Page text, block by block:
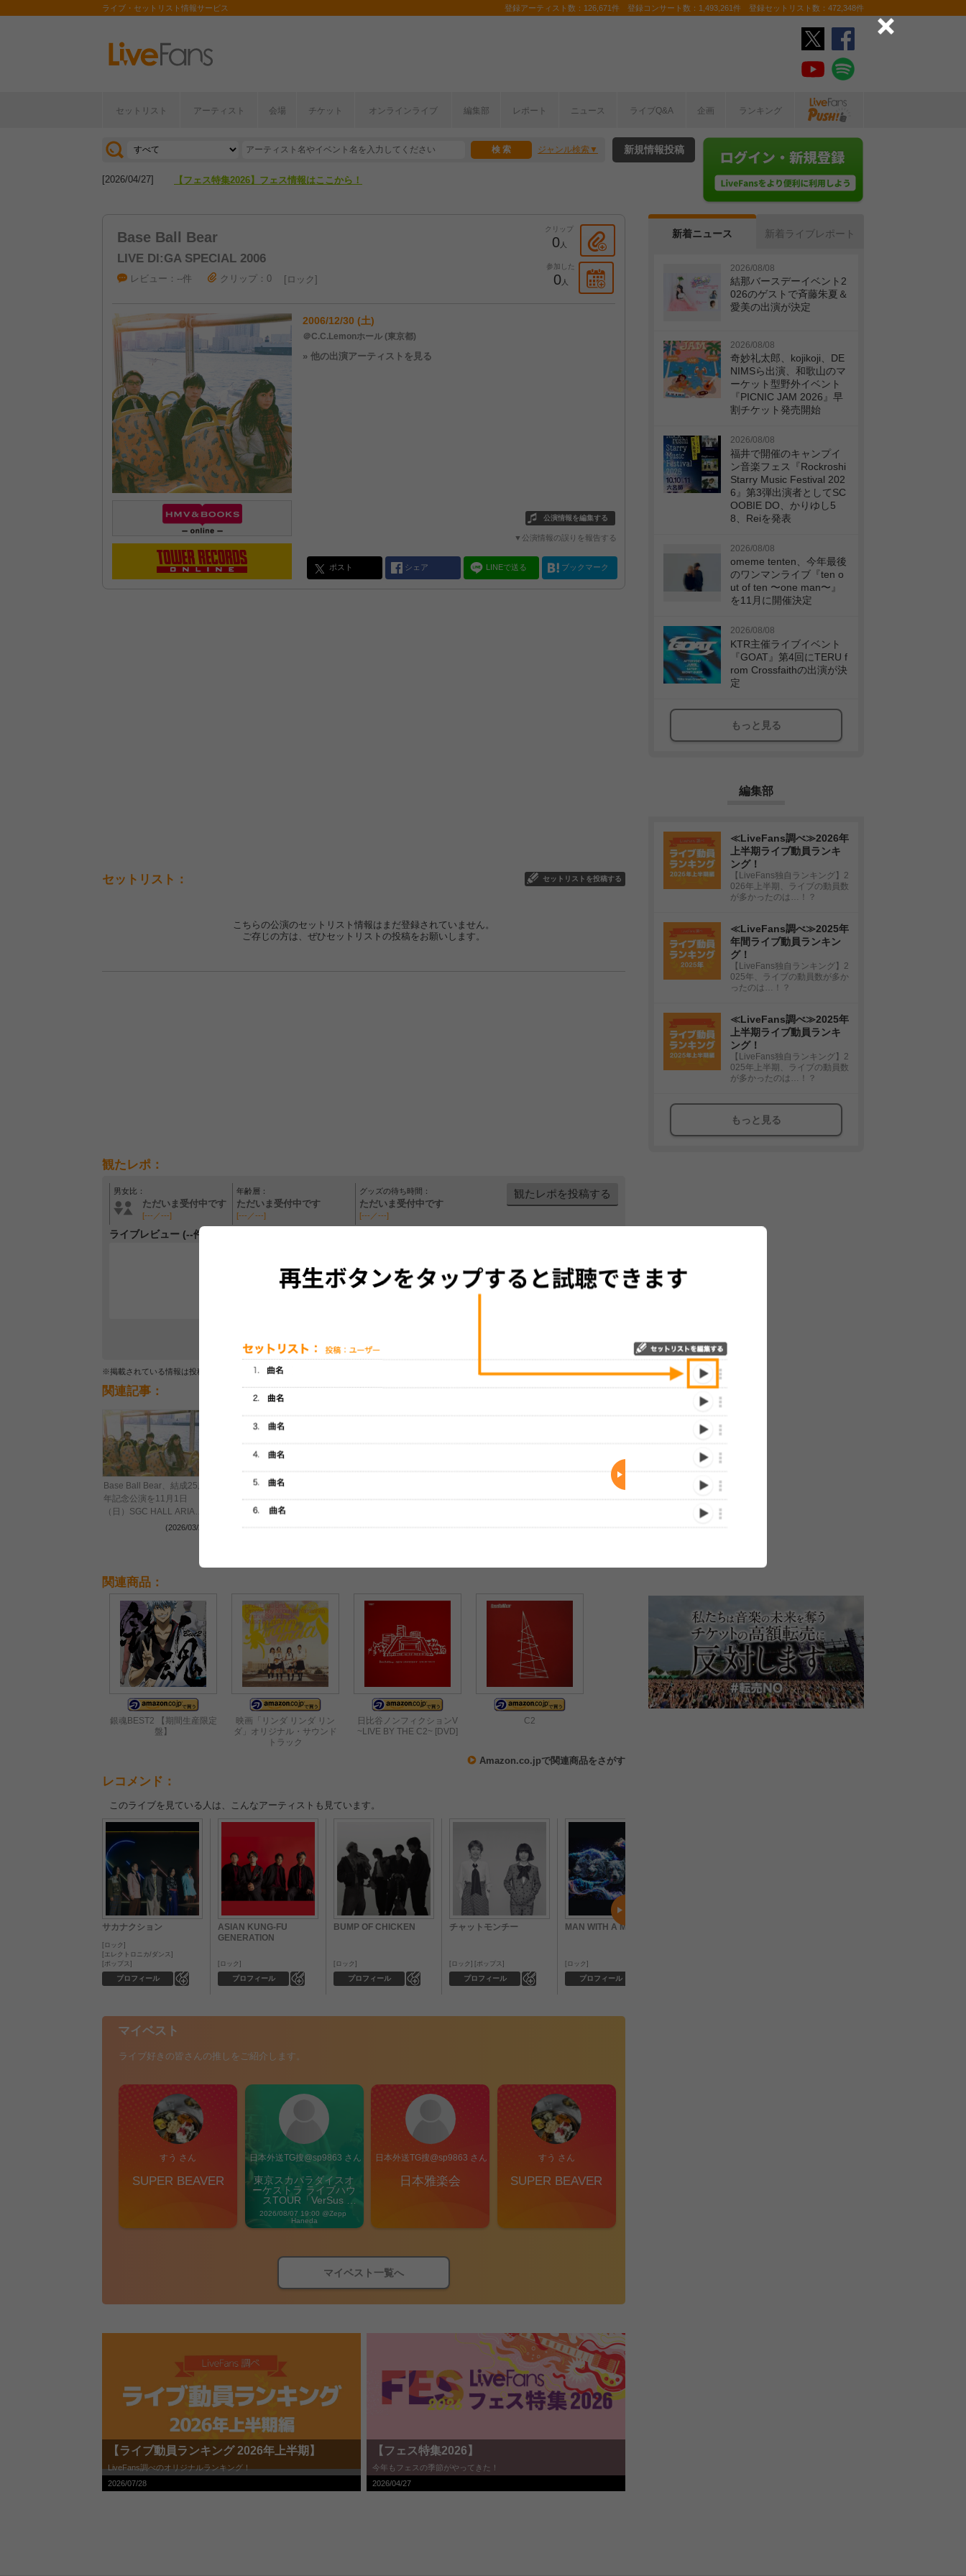
ライブ・セットリスト情報サービス 登録アーティスト数：126,671件 登録コンサート数：1,493,261件 登録セットリスト数：472,348件
セットリスト アーティスト 会場 チケット オンラインライブ 編集部 レポート ニュース ライブQ&A 企画 ランキング
ジャンル検索
[2026/07/28] 【ライブ動員ランキング】2026年上半期編発表！
[2026/04/27] 【フェス特集2026】フェス情報はここから！
新規情報投稿
Base Ball Bear
LIVE DI:GA SPECIAL 2006
クリップ
0人
参加した
0人
レビュー：--件 クリップ：0 ロック
2006/12/30 (土)
＠C.C.Lemonホール (東京都)
» 他の出演アーティストを見る
公演情報を編集する
▼公演情報の誤りを報告する
ポスト シェア LINEで送る ブックマーク
セットリストを投稿する
セットリスト：
こちらの公演のセットリスト情報はまだ登録されていません。
ご存じの方は、ぜひセットリストの投稿をお願いします。
観たレポ：
男女比：
ただいま受付中です
[---／---]
年齢層：
ただいま受付中です
[---／---]
グッズの待ち時間：
ただいま受付中です
[---／---]
観たレポを投稿する
ライブレビュー (--件)
レビューはまだ投稿されていません。
最初のレビューを投稿してみませんか？
※掲載されている情報は投稿されたデータを集計したもので、実際のライブとは異なる場合があります。
関連記事：
Base Ball Bear、結成25周
年記念公演を11月1日
（日）SGC HALL ARIAKE
(2026/03/23)
Base Ball Bear、恒例イベ
ントに岡村靖幸と
RHYMESTERがゲスト出
バム『Lyrical Tattoo』のリ
の細部」をリリース 11月
Base Ball Bear×橋本絵莉
子、ツーマンライブ『なか
Base Ball Bear、ワンマン
ライブ『SHIBUYA
NONFICTION』の初開催が
関連商品：
銀魂BEST2 【期間生産限定
盤】
映画「リンダ リンダ リン
ダ」オリジナル・サウンド
トラック
日比谷ノンフィクションV
~LIVE BY THE C2~ [DVD]
C2
Amazon.co.jpで関連商品をさがす
レコメンド：
このライブを見ている人は、こんなアーティストも見ています。
サカナクション
プロフィール
ロック
エレクトロニカ/ダンス
ポップス
ASIAN KUNG-FU
GENERATION
プロフィール
ロック
BUMP OF CHICKEN
プロフィール
ロック
チャットモンチー
プロフィール
ロック ポップス
MAN WITH A MISSION
プロフィール
ロック
マイベスト
ライブ好きの皆さんの推しをご紹介します。
すう さん
SUPER BEAVER
日本外送TG搜@sp9863 さん
東京スカパラダイスオ
ーケストラ ライブハウ
スTOUR「VerSus
Carnival」
2026/08/07 19:00 @Zepp
Haneda
日本外送TG搜@sp9863 さん
日本雅楽会
すう さん
SUPER BEAVER
マイベスト一覧へ
【ライブ動員ランキング 2026年上半期】
LiveFans調べのオリジナルランキング！
2026/07/28
【フェス特集2026】
今年もフェスの季節がやってきた！
2026/04/27
新着ニュース 新着ライブレポート
2026/08/08
結那バースデーイベント2
026のゲストで斉藤朱夏＆
愛美の出演が決定
2026/08/08
奇妙礼太郎、kojikoji、DE
NIMSら出演、和歌山のマ
ーケット型野外イベント
『PICNIC JAM 2026』早
割チケット発売開始
2026/08/08
福井で開催のキャンプイ
ン音楽フェス『Rockroshi
Starry Music Festival 202
6』第3弾出演者としてSC
OOBIE DO、かりゆし5
8、Reiを発表
2026/08/08
omeme tenten、今年最後
のワンマンライブ『ten o
ut of ten 〜one man〜』
を11月に開催決定
2026/08/08
KTR主催ライブイベント
『GOAT』第4回にTERU f
rom Crossfaithの出演が決
定
もっと見る
編集部
≪LiveFans調べ≫2026年
上半期ライブ動員ランキ
ング！
【LiveFans独自ランキング】2
026年上半期、ライブの動員数
が多かったのは…！？
≪LiveFans調べ≫2025年
年間ライブ動員ランキン
グ！
【LiveFans独自ランキング】2
025年、ライブの動員数が多か
ったのは…！？
≪LiveFans調べ≫2025年
上半期ライブ動員ランキ
ング！
【LiveFans独自ランキング】2
025年上半期、ライブの動員数
が多かったのは…！？
もっと見る